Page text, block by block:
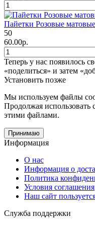
Пайетки Розовые
50
60.00р.
Теперь у нас появилось
«поделиться» и затем
Установить позже
Мы используем файлы
Продолжая использовать
этими файлами.
Принимаю
Информация
О нас
Информация о
Политика
Условия соглашения
Наш сайт
Служба поддержки